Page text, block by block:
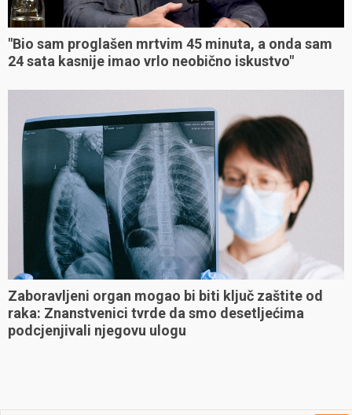
"Bio sam proglašen mrtvim 45 minuta, a onda sam
24 sata kasnije imao vrlo neobično iskustvo"
Zaboravljeni organ mogao bi biti ključ zaštite od
raka: Znanstvenici tvrde da smo desetljećima
podcjenjivali njegovu ulogu